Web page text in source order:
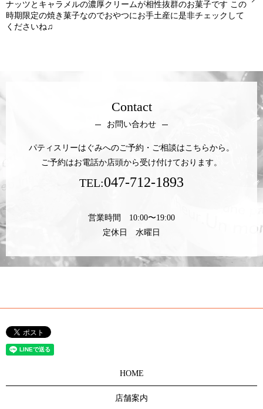
ナッツとキャラメルの濃厚クリームが相性抜群のお菓子です この
時期限定の焼き菓子なのでおやつにお手土産に是非チェックして
くださいね♫
Contact
お問い合わせ
パティスリーはぐみへのご予約・ご相談はこちらから。
ご予約はお電話か店頭から受け付けております。
TEL:047-712-1893
営業時間 10:00〜19:00
定休日 水曜日
HOME
店舗案内